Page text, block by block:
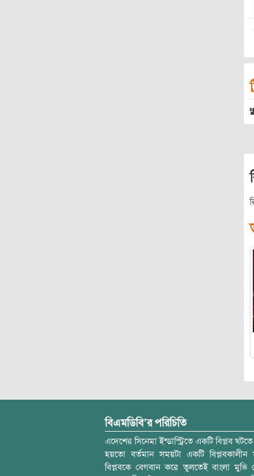
বিএমডিবি’র পরিচিতি
এদেশের সিনেমা ইন্ডাস্ট্রিতে একটি বিপ্লব
হয়তো বর্তমান সময়টা একটি
বিপ্লবকে বেগবান করে তুলতেই বাংলা মুভি